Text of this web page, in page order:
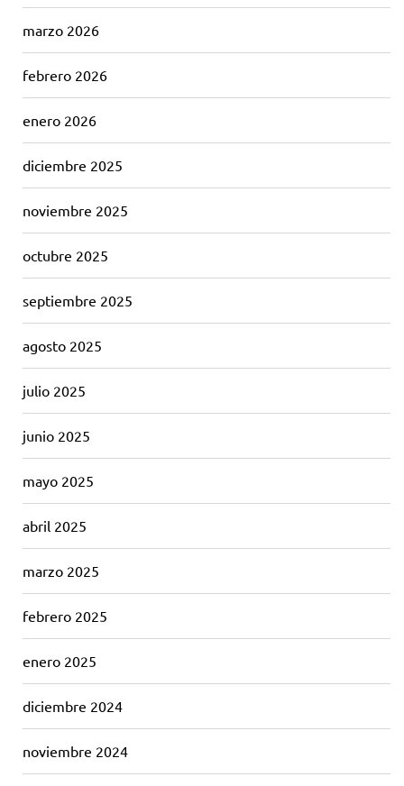
marzo 2026
febrero 2026
enero 2026
diciembre 2025
noviembre 2025
octubre 2025
septiembre 2025
agosto 2025
julio 2025
junio 2025
mayo 2025
abril 2025
marzo 2025
febrero 2025
enero 2025
diciembre 2024
noviembre 2024